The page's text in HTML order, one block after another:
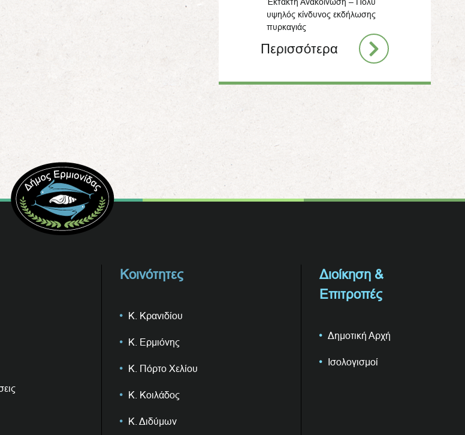
Έκτακτη Ανακοίνωση – Πολύ
υψηλός κίνδυνος εκδήλωσης
πυρκαγιάς
Περισσότερα
Κοινότητες
Κ. Κρανιδίου
Κ. Ερμιόνης
Κ. Πόρτο Χελίου
Κ. Κοιλάδος
Κ. Διδύμων
Διοίκηση &
Επιτροπές
Δημοτική Αρχή
Ισολογισμοί